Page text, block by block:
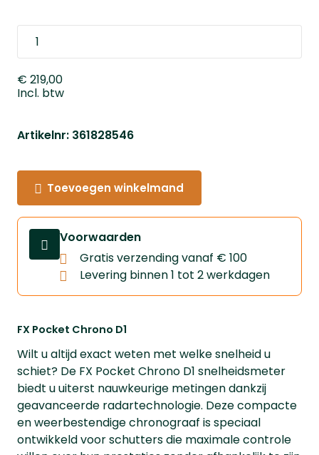
FX Pocket Chrono D1
Wilt u altijd exact weten met welke snelheid u
schiet? De FX Pocket Chrono D1 snelheidsmeter
biedt u uiterst nauwkeurige metingen dankzij
geavanceerde radartechnologie. Deze compacte
en weerbestendige chronograaf is speciaal
ontwikkeld voor schutters die maximale controle
€ 219,00
Incl. btw
Artikelnr: 361828546
Toevoegen winkelmand
Voorwaarden
Gratis verzending vanaf € 100
Levering binnen 1 tot 2 werkdagen